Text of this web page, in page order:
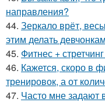
направления?
44. Зеркало врёт,
этим делать
45. Фитнес +
46. Кажется, скоро в
тренировок, а от
47. Часто мне задают